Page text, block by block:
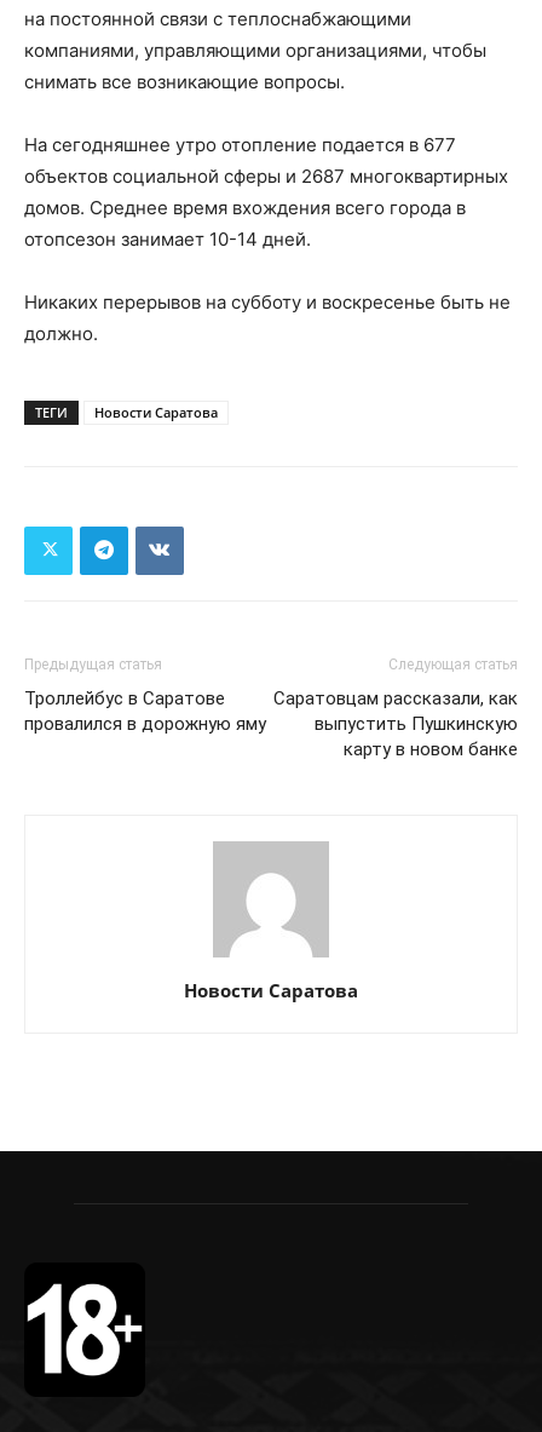
на постоянной связи с теплоснабжающими
компаниями, управляющими организациями, чтобы
снимать все возникающие вопросы.
На сегодняшнее утро отопление подается в 677
объектов социальной сферы и 2687 многоквартирных
домов. Среднее время вхождения всего города в
отопсезон занимает 10-14 дней.
Никаких перерывов на субботу и воскресенье быть не
должно.
ТЕГИ Новости Саратова
Предыдущая статья
Троллейбус в Саратове
провалился в дорожную яму
Следующая статья
Саратовцам рассказали, как
выпустить Пушкинскую
карту в новом банке
Новости Саратова